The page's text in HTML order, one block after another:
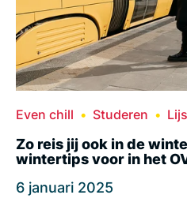
Even chill Studeren
Zo reis jij ook in de
wintertips voor in het
6 januari 2025